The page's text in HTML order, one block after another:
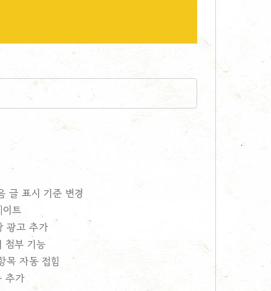
글 표시 기준 변경
트
광고 추가
첨부 기능
목 자동 접힘
추가